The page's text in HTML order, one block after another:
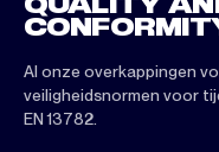
QUALITY
Al onze overkappingen
veiligheidsnormen voor
EN 13782.